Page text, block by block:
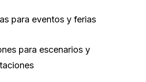
para eventos y ferias
para escenarios y